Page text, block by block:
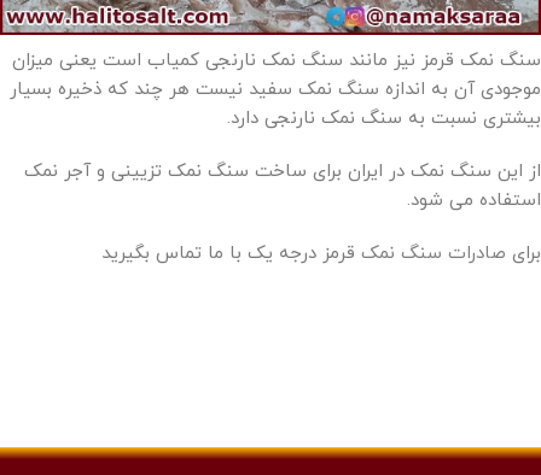
سنگ نمک قرمز نیز مانند سنگ نمک نارنجی کمیاب است یعنی میزان
موجودی آن به اندازه سنگ نمک سفید نیست هر چند که ذخیره بسیار
بیشتری نسبت به سنگ نمک نارنجی دارد.
از این سنگ نمک در ایران برای ساخت سنگ نمک تزیینی و آجر نمک
استفاده می شود.
برای صادرات سنگ نمک قرمز درجه یک با ما تماس بگیرید